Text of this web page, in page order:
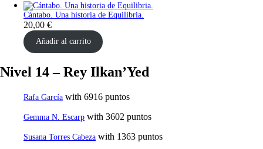
Cántabo. Una historia de Equilibria.
20,00 €
Añadir al carrito
Nivel 14 – Rey Ilkan’Yed
Rafa García with 6916 puntos
Gemma N. Escarp with 3602 puntos
Susana Torres Cabeza with 1363 puntos